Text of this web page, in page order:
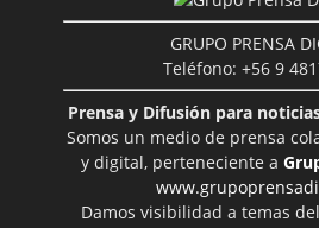
GRUPO PRENSA
Teléfono: +56 9
Prensa y Difusión para
Somos un medio de prensa
y digital, perteneciente a
Damos visibilidad a temas